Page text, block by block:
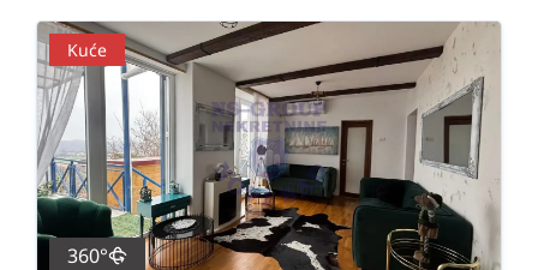
Kuće
360°